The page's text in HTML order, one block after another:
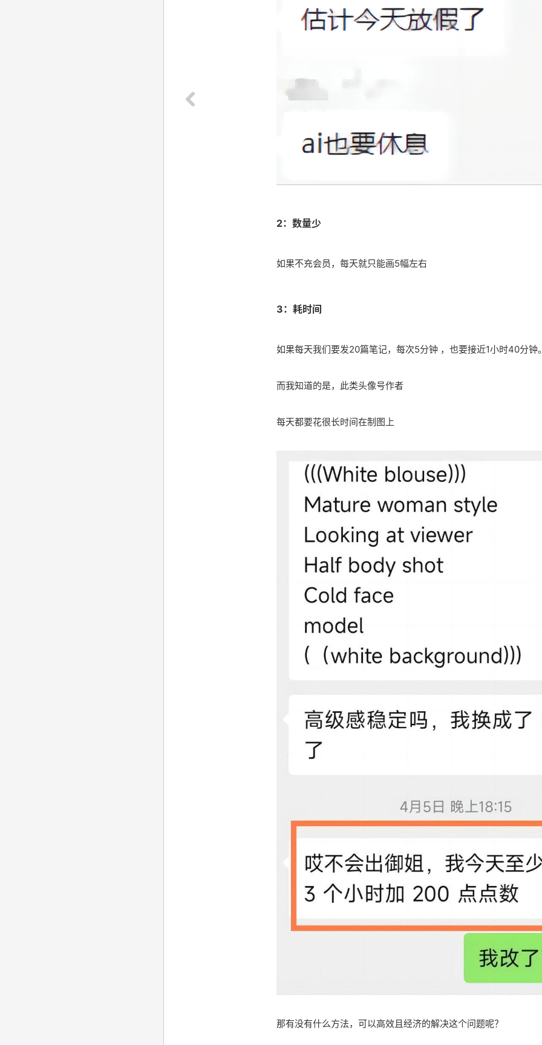
2：数量少​
如果不充会员，每天就只能画5幅左右​
3：耗时间​
如果每天我们要发20篇笔记，每次5分钟 ，也要接近1小时40分钟
而我知道的是，此类头像号作者​
每天都要花很长时间在制图上
那有没有什么方法，可以高效且经济的解决这个问题呢？​